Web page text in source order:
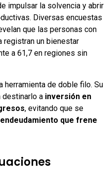
impulsar la solvencia y abrir
Diversas encuestas
que las personas con
registran un bienestar
a 61,7 en regiones sin
herramienta de doble filo. Su
destinarlo a inversión en
, evitando que se
que frene